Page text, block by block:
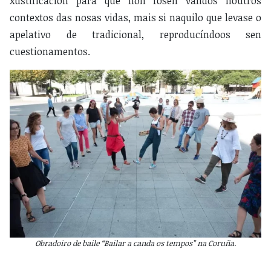
contextos das nosas vidas, mais si naquilo que levase o
apelativo de tradicional, reproducíndoos sen
cuestionamentos.
Obradoiro de baile “Bailar a canda os tempos” na Coruña.